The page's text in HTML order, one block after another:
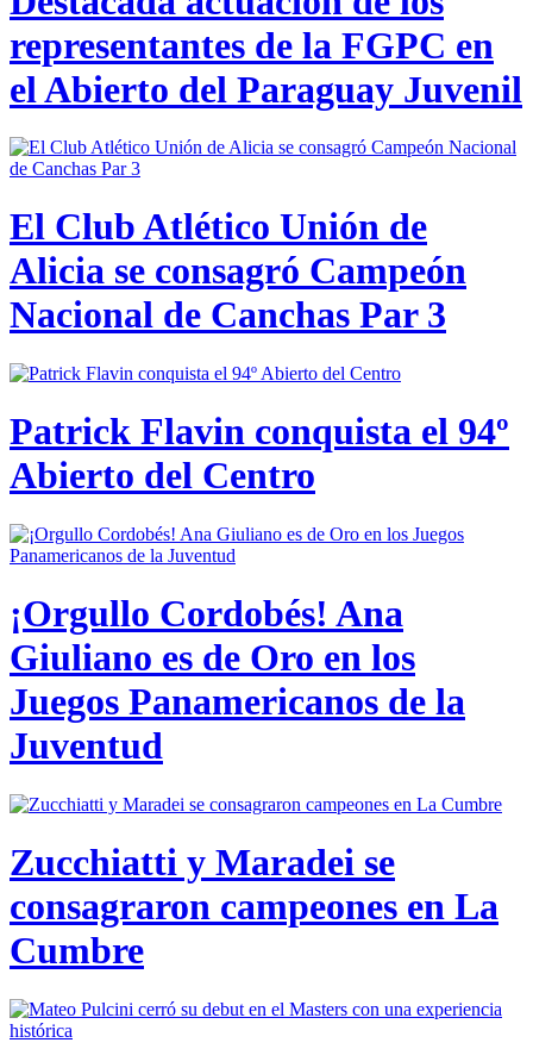
representantes de la FGPC en
el Abierto del Paraguay Juvenil
El Club Atlético Unión de
Alicia se consagró Campeón
Nacional de Canchas Par 3
Patrick Flavin conquista el 94º
Abierto del Centro
¡Orgullo Cordobés! Ana
Giuliano es de Oro en los
Juegos Panamericanos de la
Juventud
Zucchiatti y Maradei se
consagraron campeones en La
Cumbre